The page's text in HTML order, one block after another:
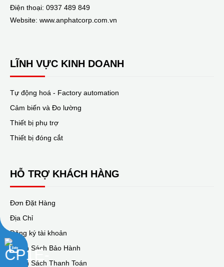
Điện thoại: 0937 489 849
Website: www.anphatcorp.com.vn
LĨNH VỰC KINH DOANH
Tự động hoá - Factory automation
Cảm biến và Đo lường
Thiết bị phụ trợ
Thiết bị đóng cắt
HỖ TRỢ KHÁCH HÀNG
Đơn Đặt Hàng
Địa Chỉ
Đăng ký tài khoản
Chính Sách Bảo Hành
Chính Sách Thanh Toán